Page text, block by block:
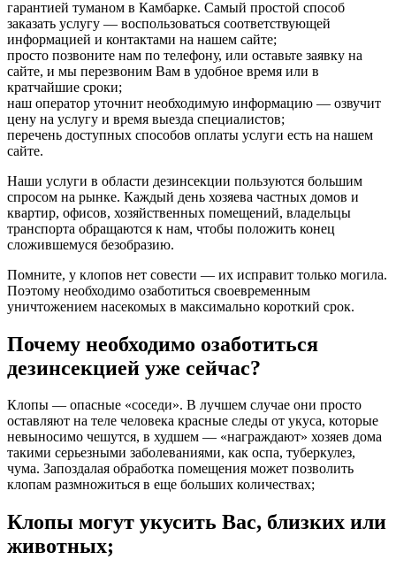
гарантией туманом в Камбарке. Самый простой способ
заказать услугу — воспользоваться соответствующей
информацией и контактами на нашем сайте;
просто позвоните нам по телефону, или оставьте заявку на
сайте, и мы перезвоним Вам в удобное время или в
кратчайшие сроки;
наш оператор уточнит необходимую информацию — озвучит
цену на услугу и время выезда специалистов;
перечень доступных способов оплаты услуги есть на нашем
сайте.
Наши услуги в области дезинсекции пользуются большим
спросом на рынке. Каждый день хозяева частных домов и
квартир, офисов, хозяйственных помещений, владельцы
транспорта обращаются к нам, чтобы положить конец
сложившемуся безобразию.
Помните, у клопов нет совести — их исправит только могила.
Поэтому необходимо озаботиться своевременным
уничтожением насекомых в максимально короткий срок.
Почему необходимо озаботиться
дезинсекцией уже сейчас?
Клопы — опасные «соседи». В лучшем случае они просто
оставляют на теле человека красные следы от укуса, которые
невыносимо чешутся, в худшем — «награждают» хозяев дома
такими серьезными заболеваниями, как оспа, туберкулез,
чума. Запоздалая обработка помещения может позволить
клопам размножиться в еще больших количествах;
Клопы могут укусить Вас, близких или
животных;